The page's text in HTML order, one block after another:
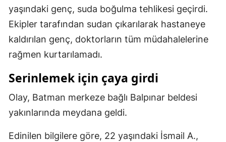
Hakkari
Hatay
İzmir
Kars
yaşındaki genç, suda boğulma tehlikesi geçirdi.
Ekipler tarafından sudan çıkarılarak hastaneye
kaldırılan genç, doktorların tüm müdahalelerine
rağmen kurtarılamadı.
Serinlemek için çaya girdi
Olay, Batman merkeze bağlı Balpınar beldesi
yakınlarında meydana geldi.
Edinilen bilgilere göre, 22 yaşındaki İsmail A.,